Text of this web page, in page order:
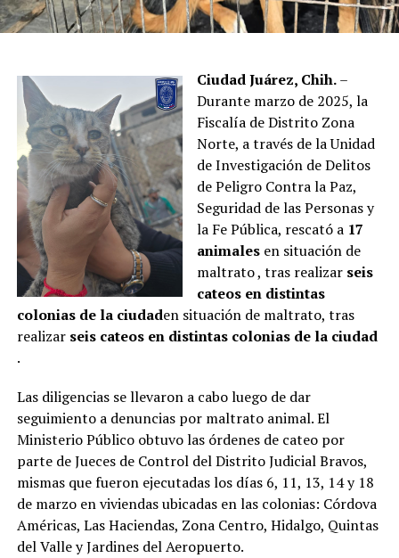
Ciudad Juárez, Chih.–
Durante marzo de 2025, la
Fiscalía de Distrito Zona
Norte, a través de la Unidad
de Investigación de Delitos
de Peligro Contra la Paz,
Seguridad de las Personas y
la Fe Pública, rescató a 17
animalesen situación de
maltrato , tras realizar seis
cateos en distintas
colonias de la ciudaden situación de maltrato, tras
realizar seis cateos en distintas colonias de la ciudad
.
Las diligencias se llevaron a cabo luego de dar
seguimiento a denuncias por maltrato animal. El
Ministerio Público obtuvo las órdenes de cateo por
parte de Jueces de Control del Distrito Judicial Bravos,
mismas que fueron ejecutadas los días 6, 11, 13, 14 y 18
de marzo en viviendas ubicadas en las colonias: Córdova
Américas, Las Haciendas, Zona Centro, Hidalgo, Quintas
del Valle y Jardines del Aeropuerto.